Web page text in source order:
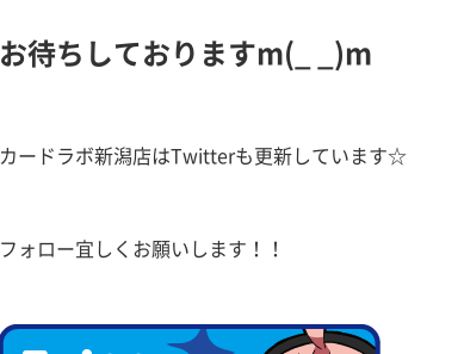
お待ちしておりますm(_ _)m
カードラボ新潟店はTwitterも更新しています☆
フォロー宜しくお願いします！！